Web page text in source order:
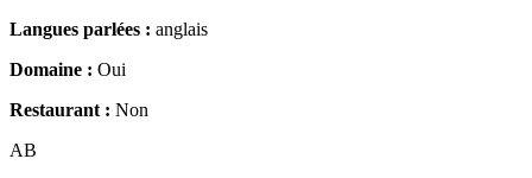
Langues parlées : anglais
Domaine : Oui
Restaurant : Non
AB